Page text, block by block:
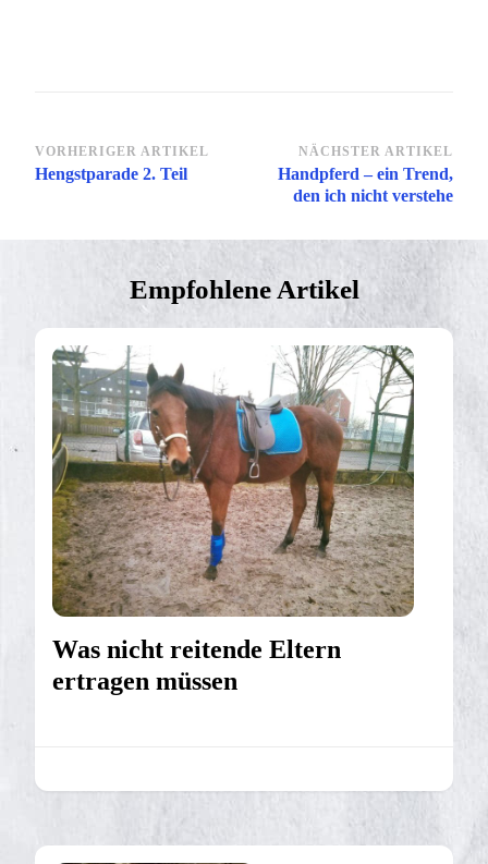
Beitragsnavigation
VORHERIGER ARTIKEL
Hengstparade 2. Teil
NÄCHSTER ARTIKEL
Handpferd – ein Trend,
den ich nicht verstehe
Empfohlene Artikel
Was nicht reitende Eltern
ertragen müssen